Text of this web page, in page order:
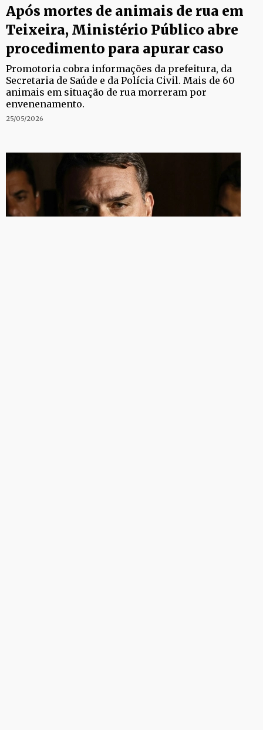
Após mortes de animais de rua em
Teixeira, Ministério Público abre
procedimento para apurar caso
Promotoria cobra informações da prefeitura, da
Secretaria de Saúde e da Polícia Civil. Mais de 60
animais em situação de rua morreram por
envenenamento.
25/05/2026